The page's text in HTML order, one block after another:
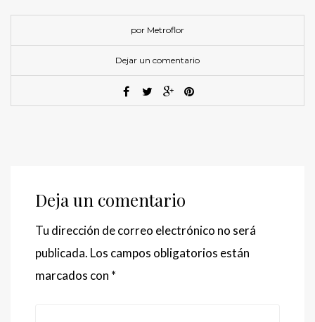
por Metroflor
Dejar un comentario
Deja un comentario
Tu dirección de correo electrónico no será
publicada. Los campos obligatorios están
marcados con *